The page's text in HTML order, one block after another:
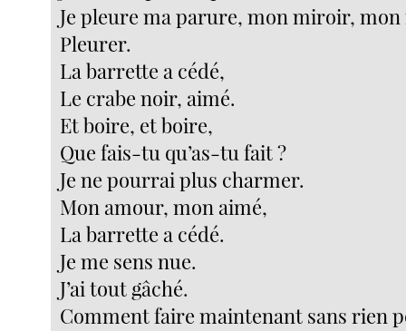
Je pleure ma parure, mon miroir,
Pleurer.
La barrette a cédé,
Le crabe noir, aimé.
Et boire, et boire,
Que fais-tu qu’as-tu fait ?
Je ne pourrai plus charmer.
Mon amour, mon aimé,
La barrette a cédé.
Je me sens nue.
J’ai tout gâché.
Comment faire maintenant sans rien